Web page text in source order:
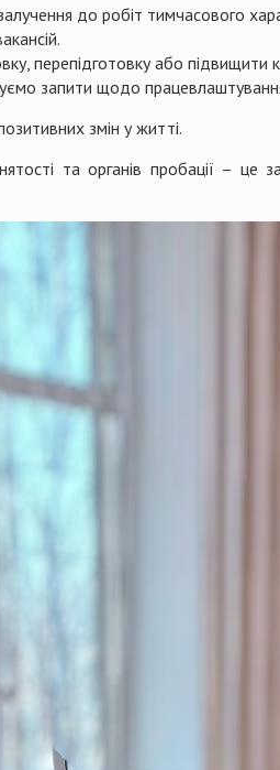
до робіт тимчасового
перепідготовку або підвищити
запити щодо
змін у житті.
та органів пробації –